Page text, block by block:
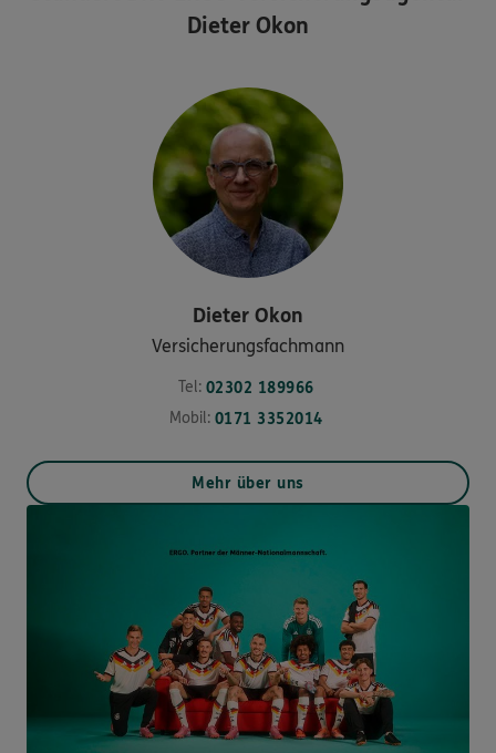
Dieter Okon
Dieter Okon
Versicherungsfachmann
Tel: 02302 189966
Mobil: 0171 3352014
Mehr über uns